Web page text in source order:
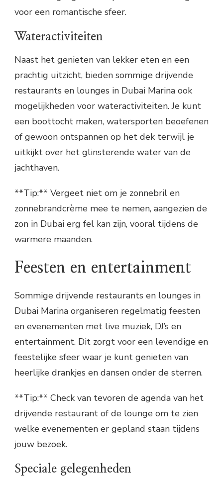
voor een romantische sfeer.
Wateractiviteiten
Naast het genieten van lekker eten en een
prachtig uitzicht, bieden sommige drijvende
restaurants en lounges in Dubai Marina ook
mogelijkheden voor wateractiviteiten. Je kunt
een boottocht maken, watersporten beoefenen
of gewoon ontspannen op het dek terwijl je
uitkijkt over het glinsterende water van de
jachthaven.
**Tip:** Vergeet niet om je zonnebril en
zonnebrandcrème mee te nemen, aangezien de
zon in Dubai erg fel kan zijn, vooral tijdens de
warmere maanden.
Feesten en entertainment
Sommige drijvende restaurants en lounges in
Dubai Marina organiseren regelmatig feesten
en evenementen met live muziek, DJ’s en
entertainment. Dit zorgt voor een levendige en
feestelijke sfeer waar je kunt genieten van
heerlijke drankjes en dansen onder de sterren.
**Tip:** Check van tevoren de agenda van het
drijvende restaurant of de lounge om te zien
welke evenementen er gepland staan tijdens
jouw bezoek.
Speciale gelegenheden